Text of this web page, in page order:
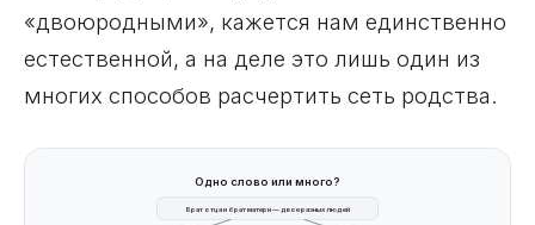
«двоюродными», кажется нам единственно
естественной, а на деле это лишь один из
многих способов расчертить сеть родства.
Одно слово или много?
Брат отца и брат матери — двое разных людей